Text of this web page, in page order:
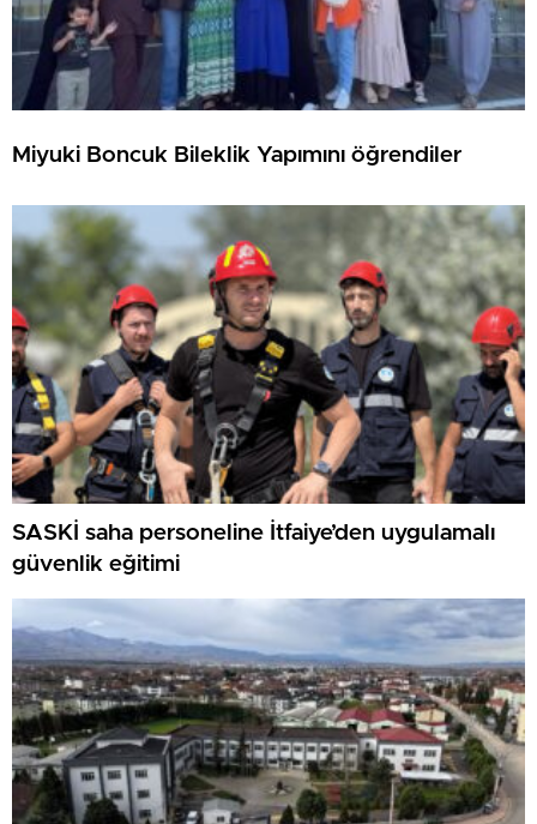
Miyuki Boncuk Bileklik Yapımını öğrendiler
SASKİ saha personeline İtfaiye’den uygulamalı
güvenlik eğitimi